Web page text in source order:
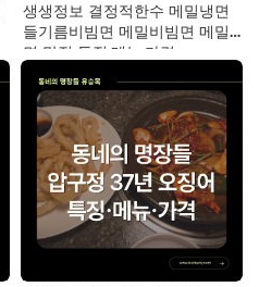
생생정보 결정적한수 메밀냉면
들기름비빔면 메밀비빔면 메밀
면 맛집 특징·메뉴·가격